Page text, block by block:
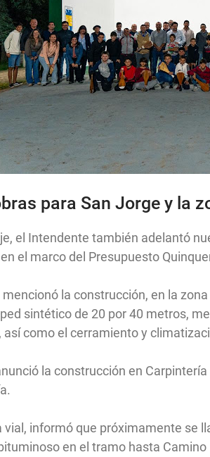
para San Jorge y la
el Intendente también adelantó
el marco del Presupuesto
la construcción, en la
sintético de 20 por 40 metros,
así como el cerramiento y
la construcción en
informó que próximamente se
en el tramo hasta